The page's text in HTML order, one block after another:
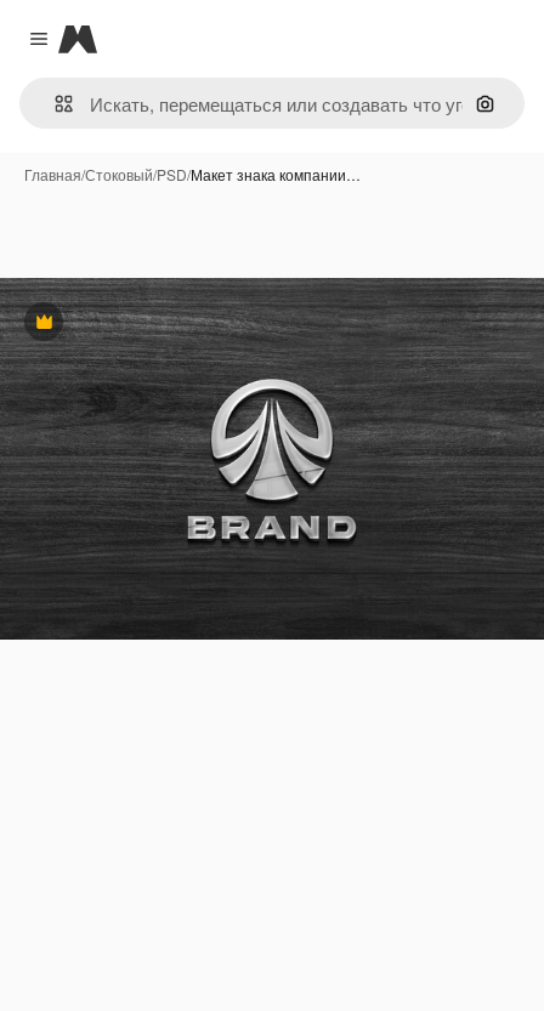
Close menu
Magnific
Поиск
Главная/Стоковый/PSD/Макет знака компании…
Премиум